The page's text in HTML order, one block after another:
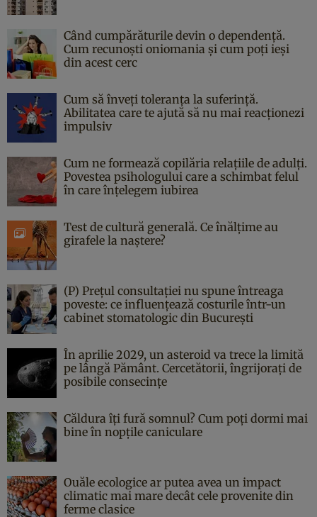
Când cumpărăturile devin o dependență.
Cum recunoști oniomania și cum poți ieși
din acest cerc
Cum să înveți toleranța la suferință.
Abilitatea care te ajută să nu mai reacționezi
impulsiv
Cum ne formează copilăria relațiile de adulți.
Povestea psihologului care a schimbat felul
în care înțelegem iubirea
Test de cultură generală. Ce înălțime au
girafele la naștere?
(P) Prețul consultației nu spune întreaga
poveste: ce influențează costurile într-un
cabinet stomatologic din București
În aprilie 2029, un asteroid va trece la limită
pe lângă Pământ. Cercetătorii, îngrijorați de
posibile consecințe
Căldura îți fură somnul? Cum poți dormi mai
bine în nopțile caniculare
Ouăle ecologice ar putea avea un impact
climatic mai mare decât cele provenite din
ferme clasice